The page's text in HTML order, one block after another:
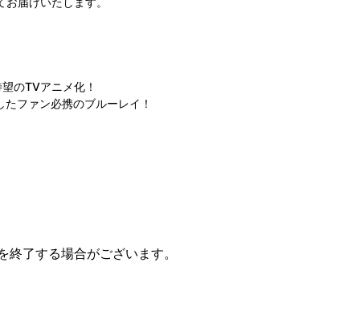
のTVアニメ化！
ファン必携のブルーレイ！
了する場合がございます。